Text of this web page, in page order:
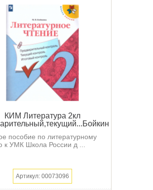
КИМ Литература 2кл
пособие по литературному
к УМК Школа России д ...
Артикул: 00073096